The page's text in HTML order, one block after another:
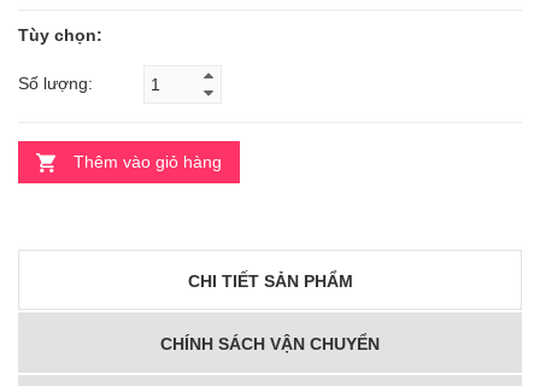
Tùy chọn:
Số lượng:
Thêm vào giỏ hàng
CHI TIẾT SẢN PHẨM
CHÍNH SÁCH VẬN CHUYỂN